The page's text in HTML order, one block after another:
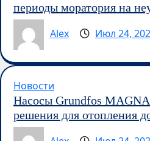
периоды моратория на
Alex
Июл 24,
Новости
Насосы Grundfos
решения для отопления